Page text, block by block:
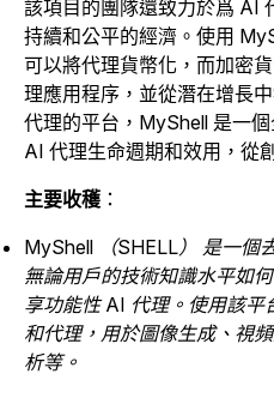
該項目的團隊還致力於爲 AI
持續和公平的經濟。使用
可以將代理貨幣化，而加密
理應用程序，並從潛在增長
代理的平台，MyShell 是一
AI 代理生命週期和效用，從
主要收穫 ：
MyShell （SHELL） 是一個
無論用戶的技術知識水平如
享功能性 AI 代理。使用該
和代理，用於圖像生成、視
析等。